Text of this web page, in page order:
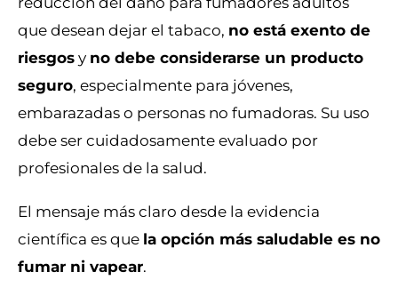
que desean dejar el tabaco, no está exento de
riesgosy no debe considerarse un producto
seguro, especialmente para jóvenes,
embarazadas o personas no fumadoras. Su uso
debe ser cuidadosamente evaluado por
profesionales de la salud.
El mensaje más claro desde la evidencia
científica es que la opción más saludable es no
fumar ni vapear.